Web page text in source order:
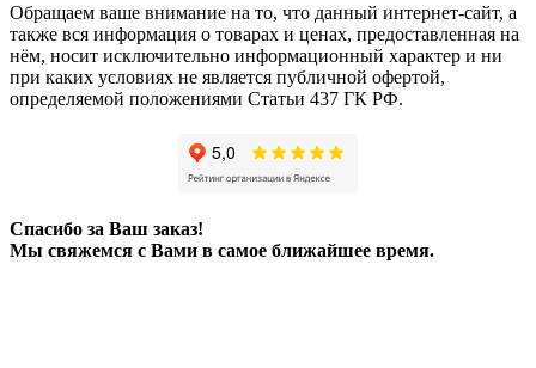
Обращаем ваше внимание на то, что данный интернет-сайт, а
также вся информация о товарах и ценах, предоставленная на
нём, носит исключительно информационный характер и ни
при каких условиях не является публичной офертой,
определяемой положениями Статьи 437 ГК РФ.
Спасибо за Ваш заказ!
Мы свяжемся с Вами в самое ближайшее время.